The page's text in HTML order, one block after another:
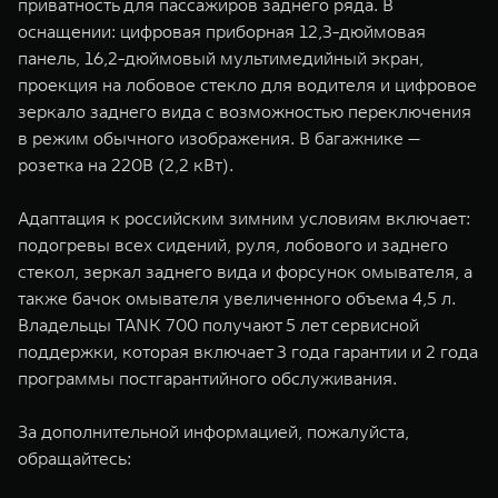
приватность для пассажиров заднего ряда. В
оснащении: цифровая приборная 12,3-дюймовая
панель, 16,2-дюймовый мультимедийный экран,
проекция на лобовое стекло для водителя и цифровое
зеркало заднего вида с возможностью переключения
в режим обычного изображения. В багажнике —
розетка на 220В (2,2 кВт).
Адаптация к российским зимним условиям включает:
подогревы всех сидений, руля, лобового и заднего
стекол, зеркал заднего вида и форсунок омывателя, а
также бачок омывателя увеличенного объема 4,5 л.
Владельцы TANK 700 получают 5 лет сервисной
поддержки, которая включает 3 года гарантии и 2 года
программы постгарантийного обслуживания.
За дополнительной информацией, пожалуйста,
обращайтесь: